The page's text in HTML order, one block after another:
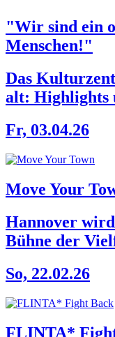
"Wir sind ein
Menschen!"
Das
alt: Highlights
Fr, 03.04.26
Move Your
Hannover
Bühne der
So, 22.02.26
FLINTA*